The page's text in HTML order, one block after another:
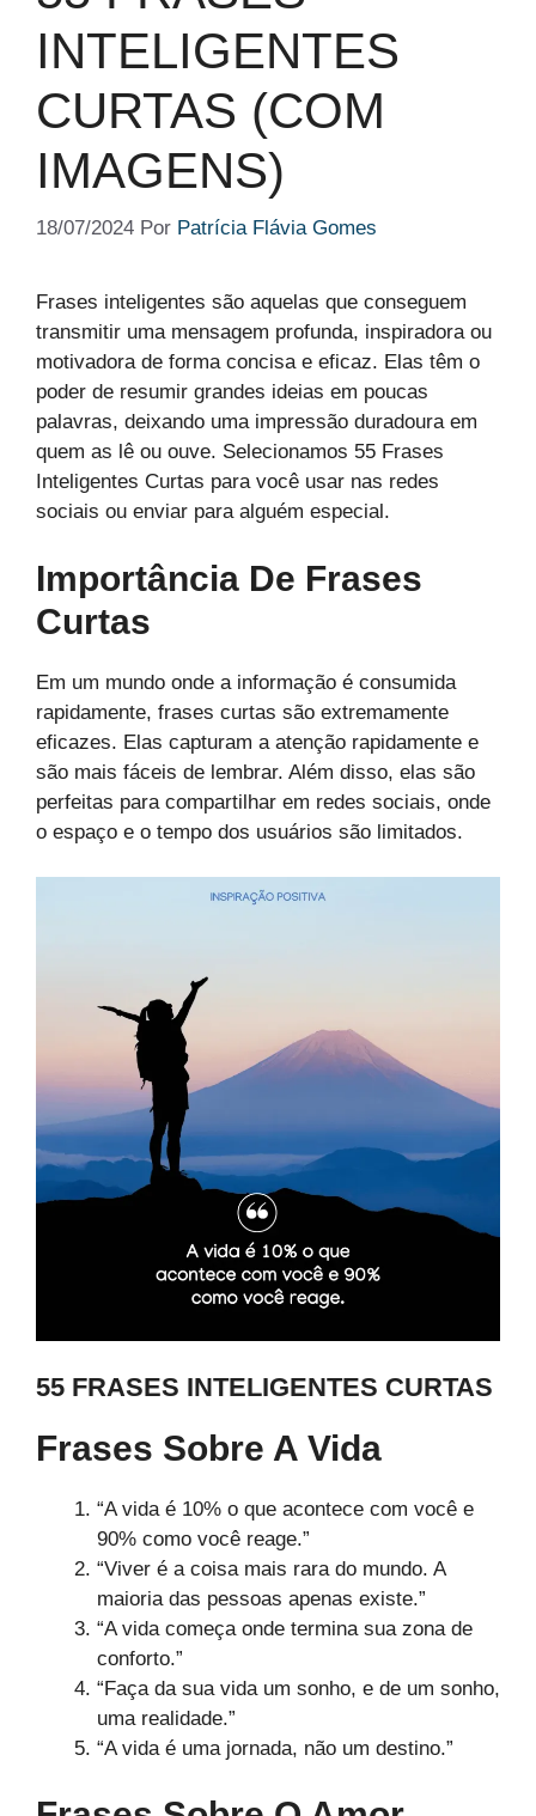
INTELIGENTES
CURTAS (COM
IMAGENS)
18/07/2024 Por Patrícia Flávia Gomes
Frases inteligentes são aquelas que conseguem
transmitir uma mensagem profunda, inspiradora ou
motivadora de forma concisa e eficaz. Elas têm o
poder de resumir grandes ideias em poucas
palavras, deixando uma impressão duradoura em
quem as lê ou ouve. Selecionamos 55 Frases
Inteligentes Curtas para você usar nas redes
sociais ou enviar para alguém especial.
Importância De Frases
Curtas
Em um mundo onde a informação é consumida
rapidamente, frases curtas são extremamente
eficazes. Elas capturam a atenção rapidamente e
são mais fáceis de lembrar. Além disso, elas são
perfeitas para compartilhar em redes sociais, onde
o espaço e o tempo dos usuários são limitados.
55 FRASES INTELIGENTES CURTAS
Frases Sobre A Vida
“A vida é 10% o que acontece com você e
90% como você reage.”
“Viver é a coisa mais rara do mundo. A
maioria das pessoas apenas existe.”
“A vida começa onde termina sua zona de
conforto.”
“Faça da sua vida um sonho, e de um sonho,
uma realidade.”
“A vida é uma jornada, não um destino.”